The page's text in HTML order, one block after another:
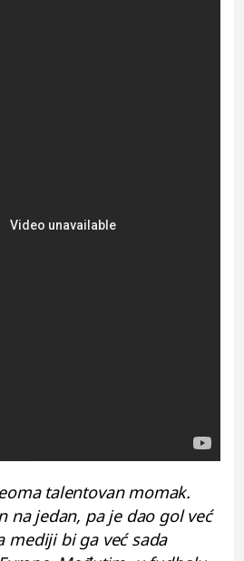
talentovan momak.
na jedan, pa je dao gol već
mediji bi ga već sada